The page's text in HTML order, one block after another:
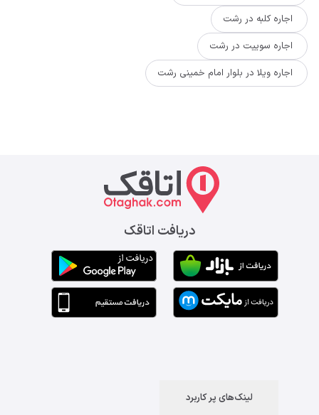
اجاره کلبه در رشت
اجاره سوییت در رشت
اجاره ویلا در بلوار امام خمینی رشت
دریافت اتاقک
لینک‌های پر کاربرد